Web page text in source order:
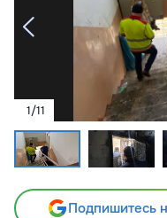
1/11
Подпишитесь